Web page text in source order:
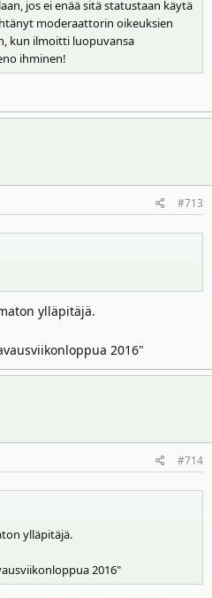
jos ei enää sitä statustaan käytä
moderaattorin oikeuksien
kun ilmoitti luopuvansa
ihminen!
#713
ylläpitäjä.
2016"
#714
ylläpitäjä.
2016"